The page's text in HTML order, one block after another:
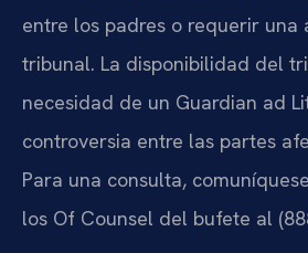
entre los padres o requerir una
tribunal. La disponibilidad del
necesidad de un Guardian ad
controversia entre las partes
Para una consulta,
los Of Counsel del bufete al